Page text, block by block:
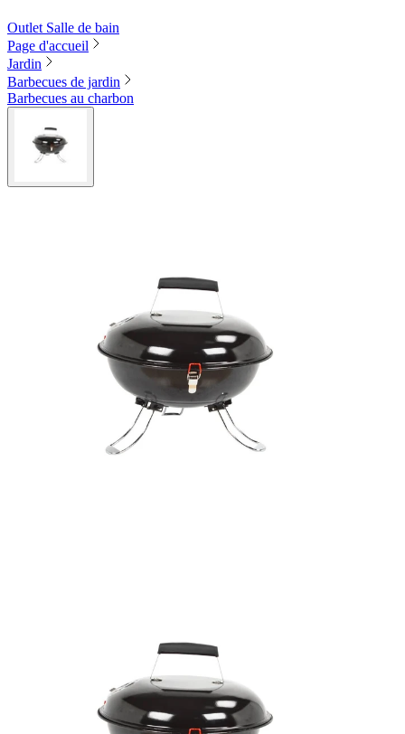
Outlet Salle de bain
Page d'accueil
Jardin
Barbecues de jardin
Barbecues au charbon